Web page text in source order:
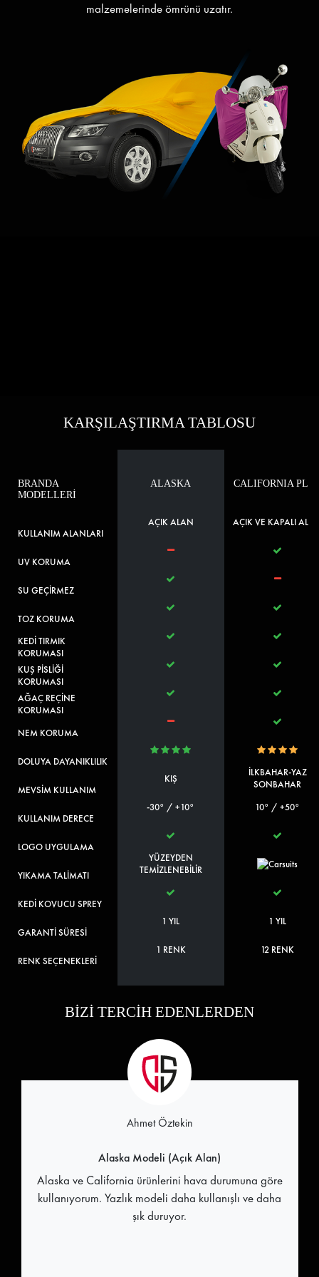
malzemelerinde ömrünü uzatır.
KARŞILAŞTIRMA TABLOSU
BRANDA
MODELLERİ
KULLANIM ALANLARI
UV KORUMA
SU GEÇİRMEZ
TOZ KORUMA
KEDİ TIRMIK
KORUMASI
KUŞ PİSLİĞİ
KORUMASI
AĞAÇ REÇİNE
KORUMASI
NEM KORUMA
DOLUYA DAYANIKLILIK
MEVSİM KULLANIM
KULLANIM DERECE
LOGO UYGULAMA
YIKAMA TALİMATI
KEDİ KOVUCU SPREY
GARANTİ SÜRESİ
RENK SEÇENEKLERİ
ALASKA
AÇIK ALAN
KIŞ
-30° / +10°
YÜZEYDEN
TEMİZLENEBİLİR
1 YIL
1 RENK
CALIFORNIA
AÇIK VE KAPALI
İLKBAHAR-YAZ
SONBAHAR
10° / +50°
1 YIL
12 RENK
BİZİ TERCİH EDENLERDEN
Ahmet Öztekin
Alaska Modeli (Açık Alan)
Alaska ve California ürünlerini hava durumuna göre
kullanıyorum. Yazlık modeli daha kullanışlı ve daha
şık duruyor.